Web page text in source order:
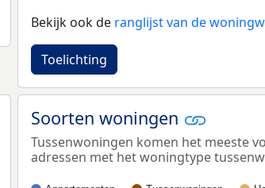
Bekijk ook de ranglijst van de
Toelichting
Soorten woningen
Tussenwoningen komen het meeste
adressen met het woningtype